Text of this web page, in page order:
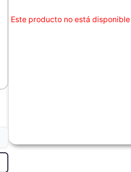
Este producto no está